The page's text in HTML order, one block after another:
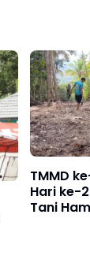
TMMD
Hari ke-
Tani